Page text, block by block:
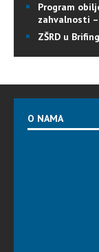
Program
zahvalnosti
ZŠRD u
O NAMA